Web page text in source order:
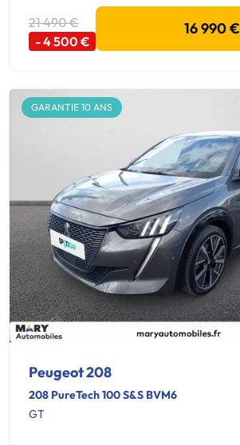
21 490 €
- 4 500 €
16 990 €
GARANTIE 10 ANS
Peugeot 208
208 PureTech 100 S&S BVM6
GT